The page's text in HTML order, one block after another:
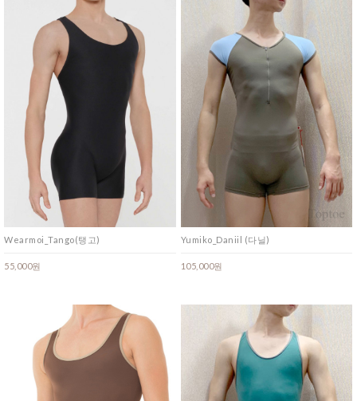
Wearmoi_Tango(탱고)
55,000원
Yumiko_Daniil (다닐)
105,000원